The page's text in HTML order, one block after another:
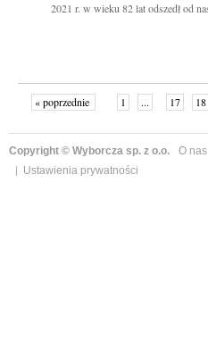
2021 r. w wieku 82 lat odszedł od
« poprzednie 1 ... 17 18
Copyright © Wyborcza sp. z o.o. O nas
Ustawienia prywatności